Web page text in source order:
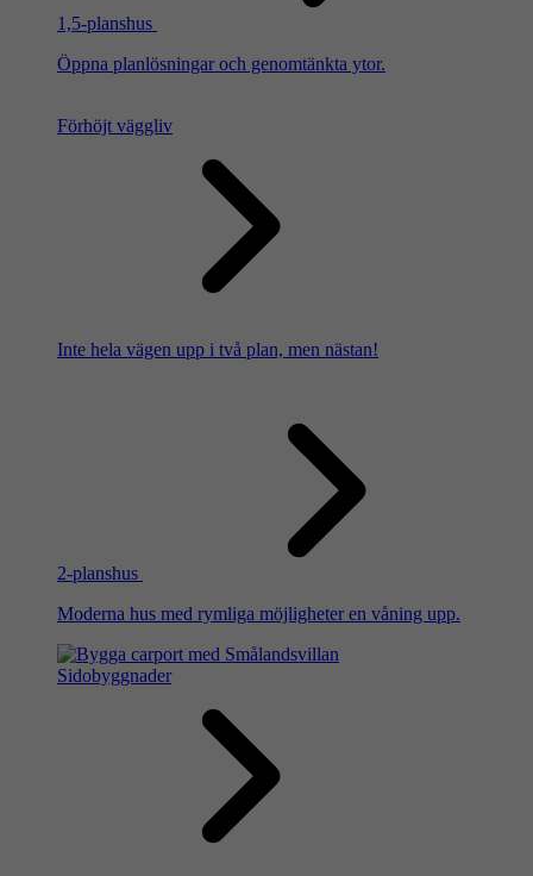
1,5-planshus
Öppna planlösningar och genomtänkta ytor.
Förhöjt väggliv
Inte hela vägen upp i två plan, men nästan!
2-planshus
Moderna hus med rymliga möjligheter en våning upp.
Sidobyggnader